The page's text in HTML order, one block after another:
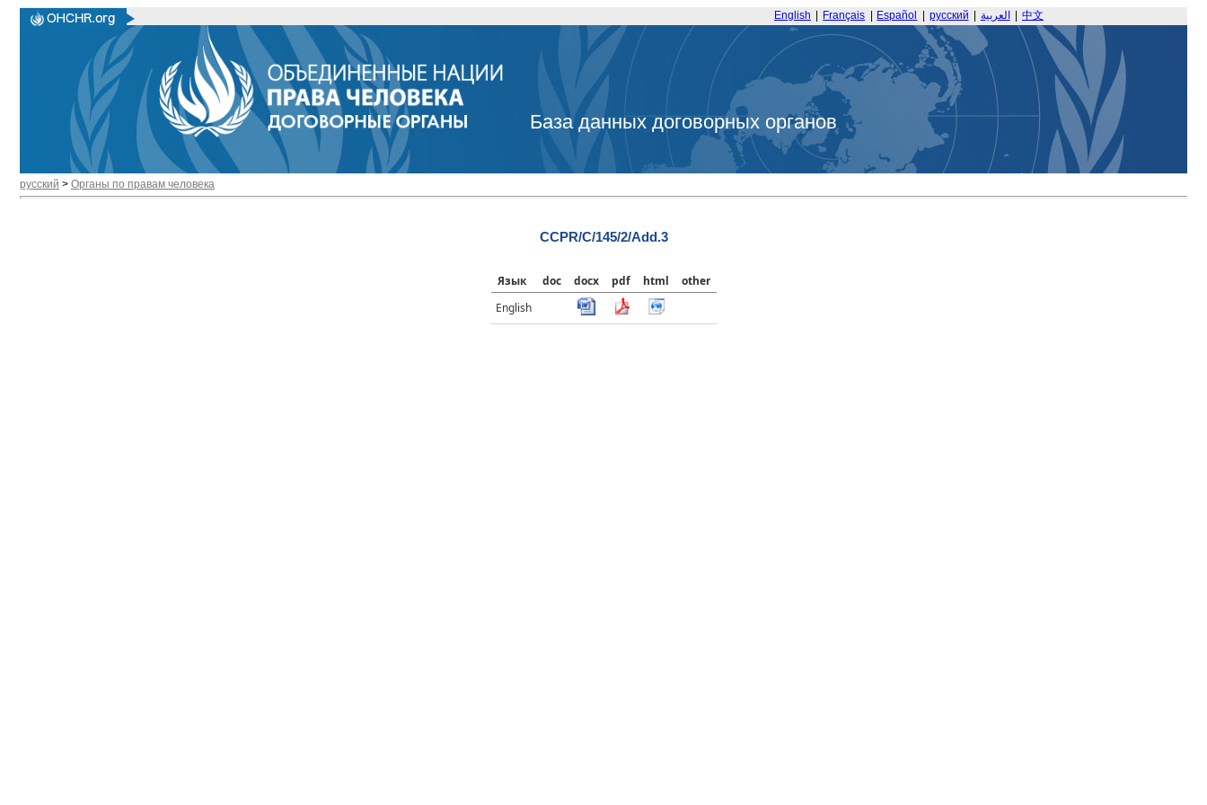
English Français Español русский العربية 中文
База данных договорных органов
русский > Органы по правам человека
CCPR/C/145/2/Add.3
Язык doc docx pdf html
other
English